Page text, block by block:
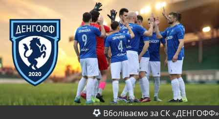
Перейти
вмісту
СК
«Д
ен
го
ф
ф»
Вболіваємо за СК «ДЕНГОФФ»